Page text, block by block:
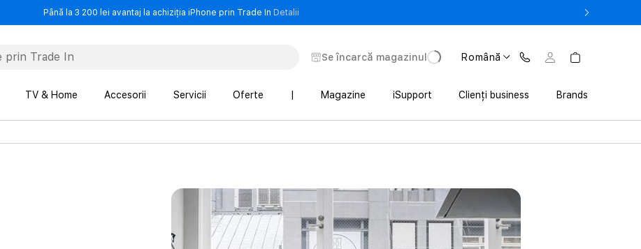
Până la 3 200 lei avantaj la achiziția iPhone prin Trade In Detalii
Se încarcă magazinul Română
TV & Home Accesorii Servicii Oferte Magazine iSupport Clienți business Brands